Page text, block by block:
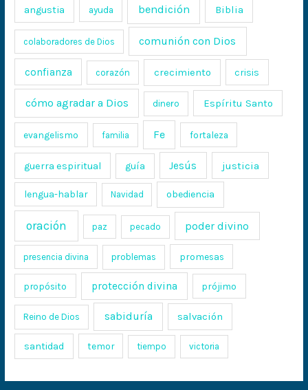
angustia ayuda bendición Biblia
colaboradores de Dios comunión con Dios
confianza corazón crecimiento crisis
cómo agradar a Dios dinero Espíritu Santo
evangelismo familia Fe fortaleza
guerra espiritual guía Jesús justicia
lengua-hablar Navidad obediencia
oración paz pecado poder divino
presencia divina problemas promesas
propósito protección divina prójimo
Reino de Dios sabiduría salvación
santidad temor tiempo victoria